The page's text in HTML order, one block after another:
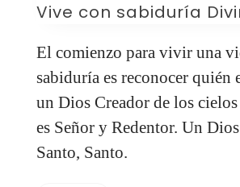
Vive con sabiduría
El comienzo para vivir una
sabiduría es reconocer quién
un Dios Creador de los
es Señor y Redentor. Un
Santo, Santo.